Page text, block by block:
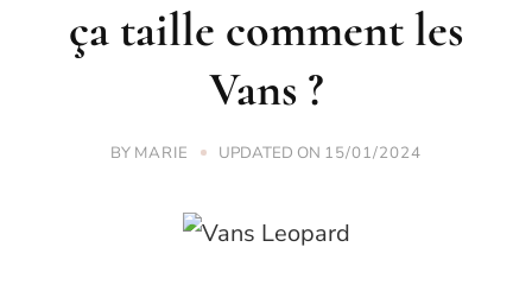
ça taille comment les
Vans ?
BY MARIE UPDATED ON 15/01/2024